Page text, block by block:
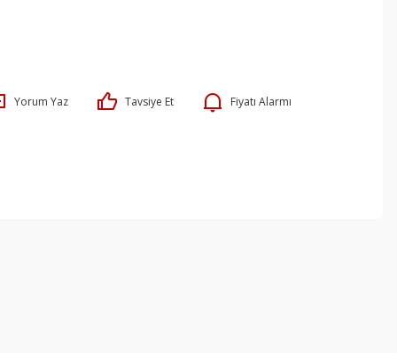
Yorum Yaz Tavsiye Et Fiyatı Alarmı